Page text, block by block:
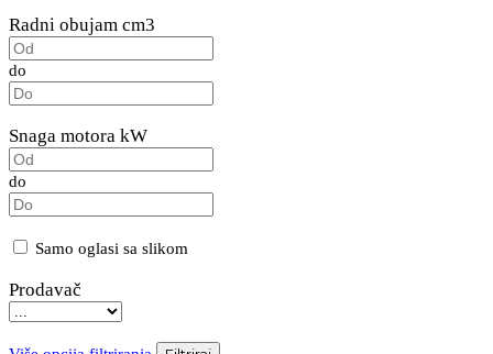
Radni obujam cm3
do
Snaga motora kW
do
Samo oglasi sa slikom
Prodavač